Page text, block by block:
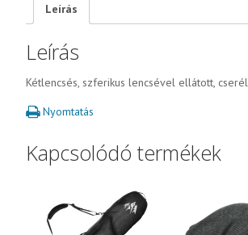
Leírás
Leírás
Kétlencsés, szferikus lencsével ellátott,
Nyomtatás
Kapcsolódó termékek